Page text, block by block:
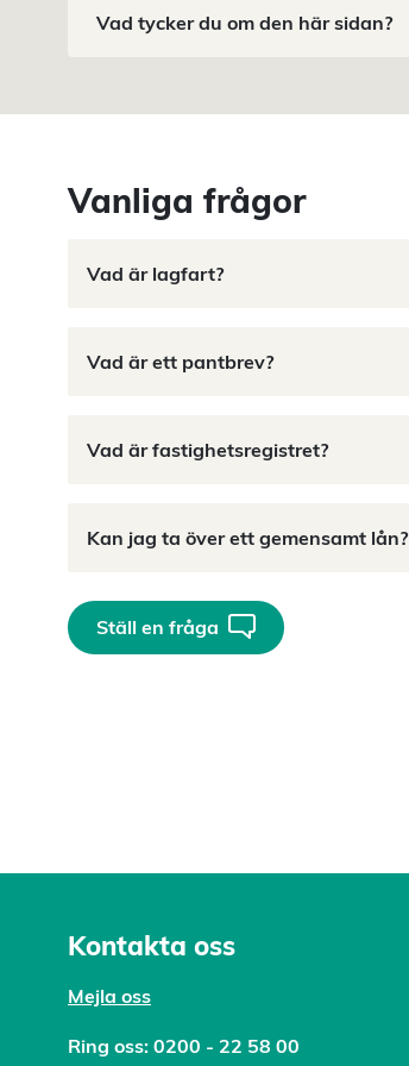
Vad tycker du om den här sidan?
Vanliga frågor
Vad är lagfart?
Vad är ett pantbrev?
Vad är fastighetsregistret?
Kan jag ta över ett gemensamt lån?
Ställ en fråga
Kontakta oss
Mejla oss
Ring oss: 0200 - 22 58 00